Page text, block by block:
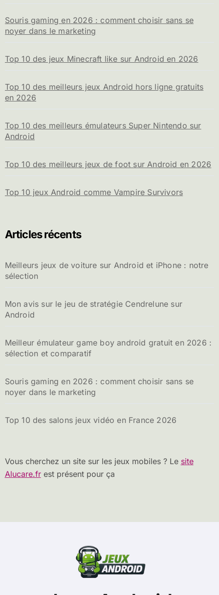
Souris gaming en 2026 : comment choisir sans se
noyer dans le marketing
Top 10 des jeux Minecraft like sur Android en 2026
Top 10 des meilleurs jeux Android hors ligne gratuits
en 2026
Top 10 des meilleurs émulateurs Super Nintendo sur
Android
Top 10 des meilleurs jeux de foot sur Android en 2026
Top 10 jeux Android comme Vampire Survivors
Articles récents
Meilleurs jeux de voiture sur Android et iPhone : notre
sélection
Mon avis sur le jeu de stratégie Cendrelune sur
Android
Meilleur émulateur game boy android gratuit en 2026 :
sélection et comparatif
Souris gaming en 2026 : comment choisir sans se
noyer dans le marketing
Top 10 des salons jeux vidéo en France 2026
Vous cherchez un site sur les jeux mobiles ? Le site
Alucare.frest présent pour ça